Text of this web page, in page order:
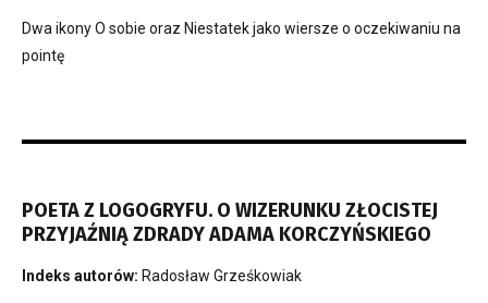
Dwa ikony O sobie oraz Niestatek jako wiersze o oczekiwaniu na
pointę
POETA Z LOGOGRYFU. O WIZERUNKU ZŁOCISTEJ
PRZYJAŹNIĄ ZDRADY ADAMA KORCZYŃSKIEGO
Indeks autorów: Radosław Grześkowiak